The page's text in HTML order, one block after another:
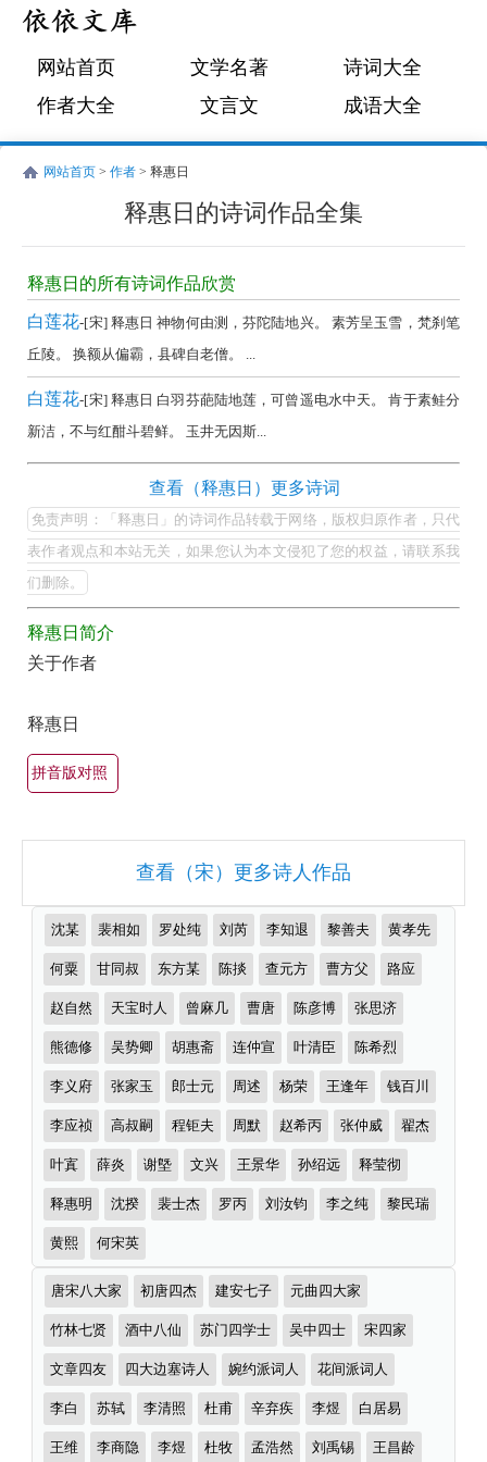
网站首页 文学名著
诗词大全
作者大全
文言文 成语大全
网站首页 > 作者 > 释惠日
释惠日的诗词作品全集
释
惠
日
的
诗
词
作
品
全
集
欣
赏
（全
部
有
集
锦）-
古
词
全
释惠日的所有诗词作品欣赏
白莲花-[宋] 释惠日 神物何由测，芬陀陆地兴。 素芳呈玉雪，梵刹笔
丘陵。 换额从偏霸，县碑自老僧。 ...
白莲花-[宋] 释惠日 白羽芬葩陆地莲，可曾遥电水中天。 肯于素鲑分
新洁，不与红酣斗碧鲜。 玉井无因斯...
惠
日
的
最
美
最
名
古
诗
（精
首）
查看（释惠日）更多诗词
免责声明：「释惠日」的诗词作品转载于网络，版权归原作者，只代
表作者观点和本站无关，如果您认为本文侵犯了您的权益，请联系我
们删除。
释惠日简介
关于作者
释惠日
拼音版对照
查看（宋）更多诗人作品
推
荐
作
者
沈某 裴相如 罗处纯 刘芮 李知退 黎善夫 黄孝先
何粟 甘同叔 东方某 陈掞 查元方 曹方父 路应
赵自然 天宝时人 曾麻几 曹唐 陈彦博 张思济
熊德修 吴势卿 胡惠斋 连仲宣 叶清臣 陈希烈
李义府 张家玉 郎士元 周述 杨荣 王逢年 钱百川
李应祯 高叔嗣 程钜夫 周默 赵希丙 张仲威 翟杰
叶寘 薛炎 谢墍 文兴 王景华 孙绍远 释莹彻
释惠明 沈揆 裴士杰 罗丙 刘汝钧 李之纯 黎民瑞
黄熙 何宋英
诗
词
分
类
唐宋八大家 初唐四杰 建安七子 元曲四大家
竹林七贤 酒中八仙 苏门四学士 吴中四士 宋四家
文章四友 四大边塞诗人 婉约派词人 花间派词人
李白 苏轼 李清照 杜甫 辛弃疾 李煜 白居易
王维 李商隐 李煜 杜牧 孟浩然 刘禹锡 王昌龄